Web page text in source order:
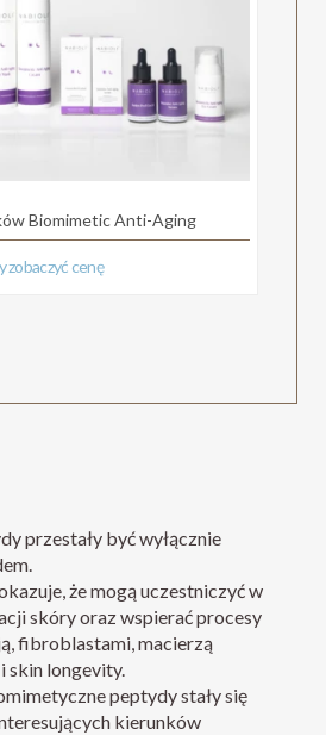
Biomimetic Anti-Aging
zobaczyć cenę
przestały być wyłącznie
że mogą uczestniczyć w
skóry oraz wspierać procesy
fibroblastami, macierzą
skin longevity.
peptydy stały się
kierunków